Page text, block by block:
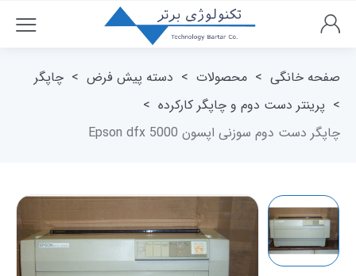
صفحه خانگی > محصولات > دسته پیش فرض > چاپگر
> پرینتر دست دوم و چاپگر کارکرده >
چاپگر دست دوم سوزنی اپسون Epson dfx 5000